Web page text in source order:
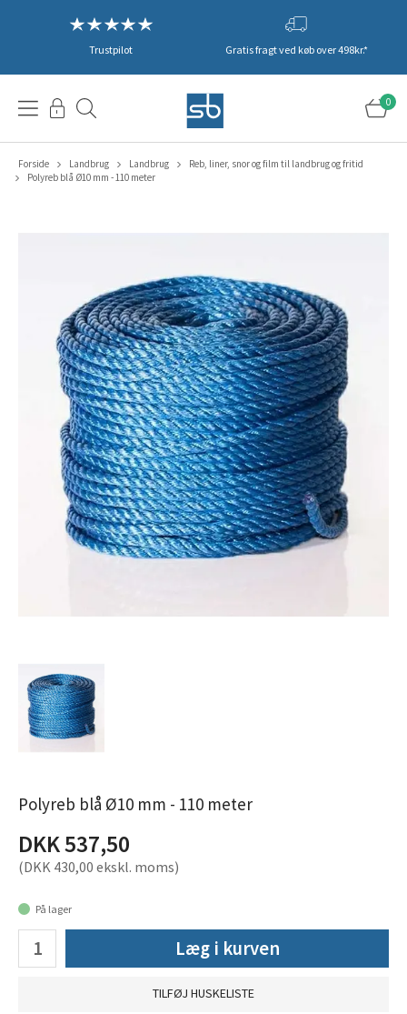
Trustpilot Gratis fragt ved køb over 498kr.*
0
Forside Landbrug Landbrug
Reb, liner, snor og film til landbrug og fritid
Polyreb blå Ø10 mm - 110 meter
Polyreb blå Ø10 mm - 110 meter
DKK 537,50
(DKK 430,00 ekskl. moms)
På lager
Læg i kurven
TILFØJ HUSKELISTE